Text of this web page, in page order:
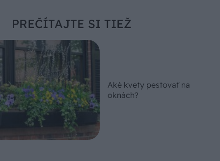
PREČÍTAJTE SI TIEŽ
Aké kvety pestovať na
oknách?